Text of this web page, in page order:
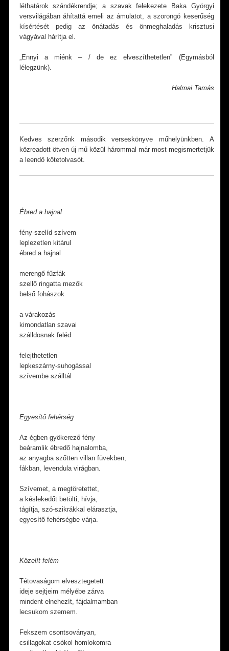
léthatárok szándékrendje; a szavak felekezete Baka Györgyi
versvilágában áhítattá emeli az ámulatot, a szorongó keserűség
kísértését pedig az önátadás és önmeghaladás krisztusi
vágyával hárítja el.
„Ennyi a miénk – / de ez elveszíthetetlen” (Egymásból
lélegzünk).
Halmai Tamás
Kedves szerzőnk második verseskönyve műhelyünkben. A
közreadott ötven új mű közül hárommal már most megismertetjük
a leendő kötetolvasót.
Ébred a hajnal
fény-szelíd szívem
leplezetlen kitárul
ébred a hajnal
merengő fűzfák
szellő ringatta mezők
belső fohászok
a várakozás
kimondatlan szavai
szálldosnak feléd
felejthetetlen
lepkeszárny-suhogással
szívembe szálltál
Egyesítő fehérség
Az égben gyökerező fény
beáramlik ébredő hajnalomba,
az anyagba szőtten villan füvekben,
fákban, levendula virágban.
Szívemet, a megtöretettet,
a késlekedőt betölti, hívja,
tágítja, szó-szikrákkal elárasztja,
egyesítő fehérségbe várja.
Közelít felém
Tétovaságom elvesztegetett
ideje sejtjeim mélyébe zárva
mindent elnehezít, fájdalmamban
lecsukom szemem.
Fekszem csontsoványan,
csillagokat csókol homlokomra